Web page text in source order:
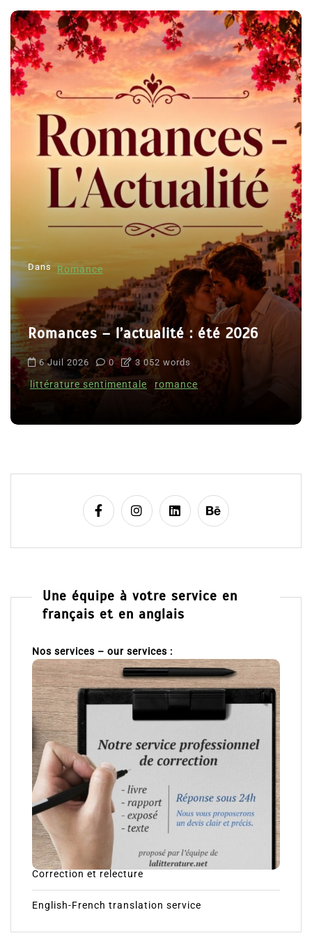
Dans Romance
Romances – l’actualité : été 2026
6 Juil 2026 0 3 052 words
littérature sentimentale romance
Une équipe à votre service en
français et en anglais
Nos services – our services :
Correction et relecture
English-French translation service